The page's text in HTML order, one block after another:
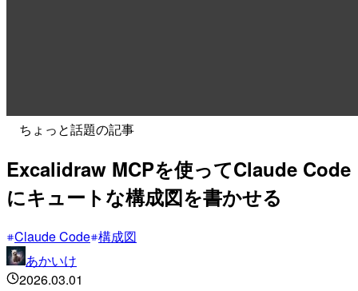
ちょっと話題の記事
Excalidraw MCPを使ってClaude Code
にキュートな構成図を書かせる
Claude Code 構成図
あかいけ
2026.03.01